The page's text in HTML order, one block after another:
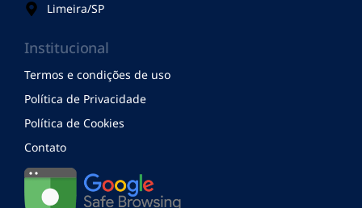
Limeira/SP
Institucional
Termos e condições de uso
Política de Privacidade
Política de Cookies
Contato